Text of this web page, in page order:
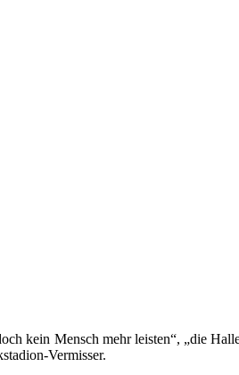
kein Mensch mehr leisten“, „die
Vermisser.